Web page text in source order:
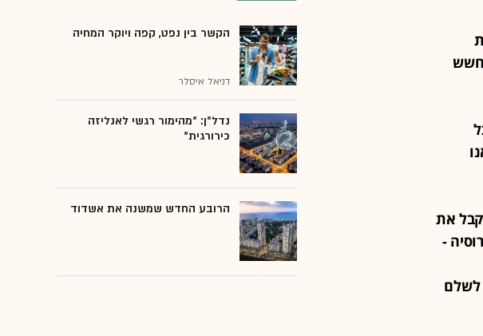
חשש
את
לרוסיה -
לשלם
הקשר בין נפט, קפה ויוקר המחיה
דניאל איסלר
נדל"ן: "מהימור רגשי לאנליזה
כירורגית"
הרובע החדש שמשנה את אשדוד